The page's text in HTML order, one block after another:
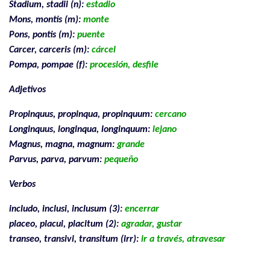
Stadium, stadii (n): estadio
Mons, montis (m): monte
Pons, pontis (m): puente
Carcer, carceris (m): cárcel
Pompa, pompae (f): procesión, desfile
Adjetivos
Propinquus, propinqua, propinquum: cercano
Longinquus, longinqua, longinquum: lejano
Magnus, magna, magnum: grande
Parvus, parva, parvum: pequeño
Verbos
includo, inclusi, inclusum (3): encerrar
placeo, placui, placitum (2): agradar, gustar
transeo, transivi, transitum (irr): ir a través, atravesar